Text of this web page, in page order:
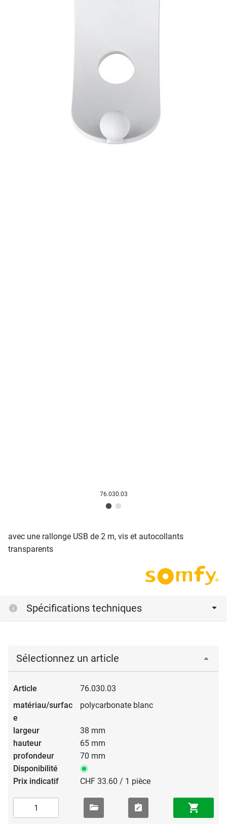
76.030.03
avec une rallonge USB de 2 m, vis et autocollants
transparents
Spécifications techniques
Sélectionnez un article
76.030.03
polycarbonate blanc
38 mm
65 mm
70 mm
CHF 33.60 / 1 pièce